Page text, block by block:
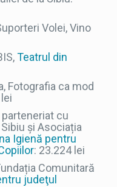
Volei, Vino
Teatrul din
Fotografia ca mod
cu
și Asociația
Igienă pentru
: 23.224 lei
Comunitară
judeţul